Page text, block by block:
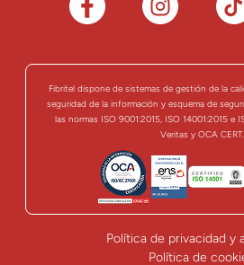
Fibritel dispone de sistemas de gestión de la
seguridad de la información y esquema de
las normas ISO 9001:2015, ISO 14001:2015 e
Veritas y OCA CERT.
Política de privacidad y
Política de